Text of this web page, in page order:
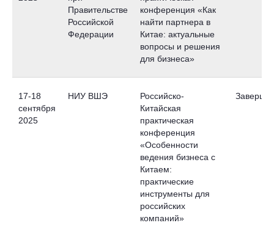
Правительстве
Российской
Федерации
конференция «Как
найти партнера в
Китае: актуальные
вопросы и решения
для бизнеса»
17-18
сентября
2025
НИУ ВШЭ
Российско-
Китайская
практическая
конференция
«Особенности
ведения бизнеса с
Китаем:
практические
инструменты для
российских
компаний»